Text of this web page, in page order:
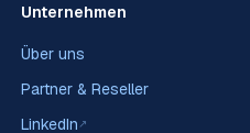
Unternehmen
Über uns
Partner & Reseller
LinkedIn ↗